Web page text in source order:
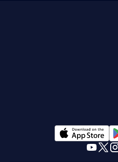
(opens in a new tab)